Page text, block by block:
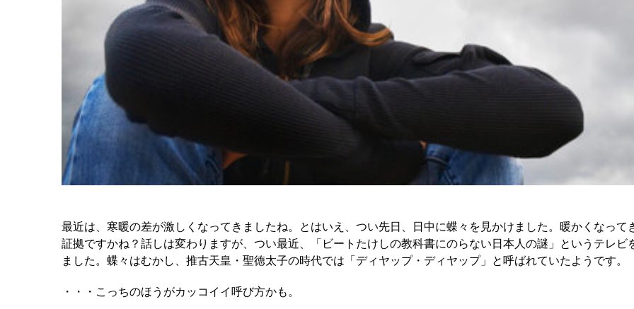
最近は、寒暖の差が激しくなってきましたね。とはいえ、つい先日、日中に蝶々を見かけました。暖かくなって
証拠ですかね？話しは変わりますが、つい最近、「ビートたけしの教科書にのらない日本人の謎」というテレビ
ました。蝶々はむかし、推古天皇・聖徳太子の時代では「ディヤップ・ディヤップ」と呼ばれていたようです。
・・・こっちのほうがカッコイイ呼び方かも。